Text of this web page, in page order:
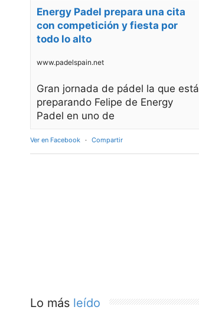
Energy Padel prepara una cita
con competición y fiesta por
todo lo alto
www.padelspain.net
Gran jornada de pádel la que está
preparando Felipe de Energy
Padel en uno de
Ver en Facebook · Compartir
Lo más leído